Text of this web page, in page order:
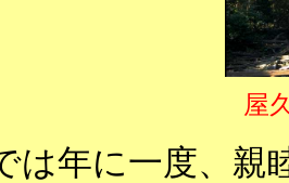
屋
年に一度、親